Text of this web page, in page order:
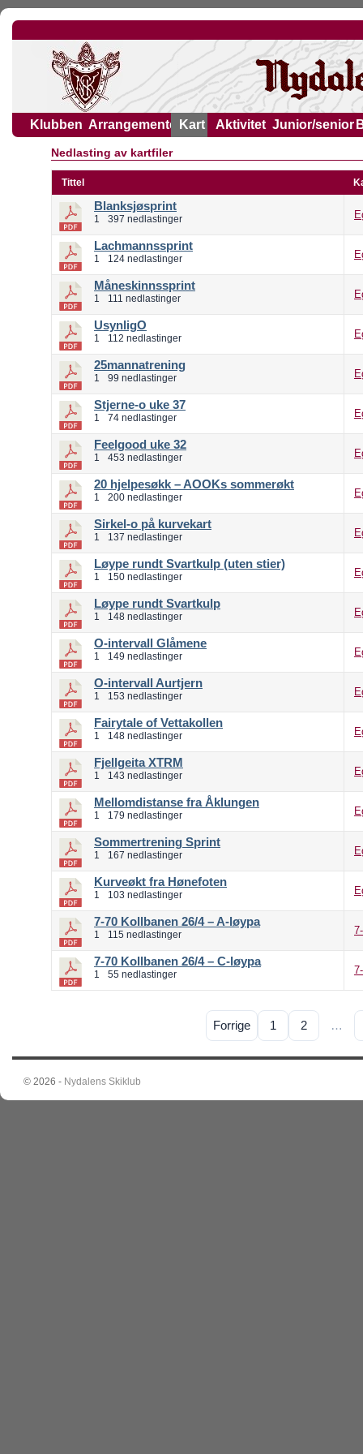
Klubben Arrangementer Kart Aktivitet Junior/senior
Nedlasting av kartfiler
Tittel
Blanksjøsprint
1 397 nedlastinger
Lachmannssprint
1 124 nedlastinger
Måneskinnssprint
1 111 nedlastinger
UsynligO
1 112 nedlastinger
25mannatrening
1 99 nedlastinger
Stjerne-o uke 37
1 74 nedlastinger
Feelgood uke 32
1 453 nedlastinger
20 hjelpesøkk – AOOKs sommerøkt
1 200 nedlastinger
Sirkel-o på kurvekart
1 137 nedlastinger
Løype rundt Svartkulp (uten stier)
1 150 nedlastinger
Løype rundt Svartkulp
1 148 nedlastinger
O-intervall Glåmene
1 149 nedlastinger
O-intervall Aurtjern
1 153 nedlastinger
Fairytale of Vettakollen
1 148 nedlastinger
Fjellgeita XTRM
1 143 nedlastinger
Mellomdistanse fra Åklungen
1 179 nedlastinger
Sommertrening Sprint
1 167 nedlastinger
Kurveøkt fra Hønefoten
1 103 nedlastinger
7-70 Kollbanen 26/4 – A-løypa
1 115 nedlastinger
7-70 Kollbanen 26/4 – C-løypa
1 55 nedlastinger
Forrige 1 2 …
© 2026 - Nydalens Skiklub